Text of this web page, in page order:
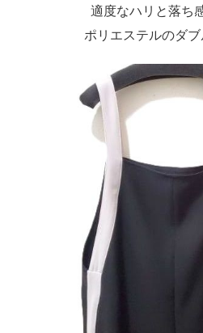
適度なハリと落ち
ポリエステルのダ